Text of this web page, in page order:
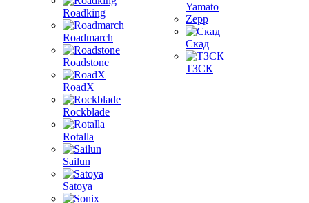
Roadking
Roadmarch
Roadstone
RoadX
Rockblade
Rotalla
Sailun
Satoya
Yamato
Zepp
Скад
ТЗСК